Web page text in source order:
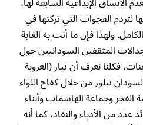
لتردم الفجوات التي تركتها في
ولهذا فإن ما أتت به الغابة
المثقفين السودانيين حول
فكلنا نعرف أن تيار (العروبة
تبلور من خلال كفاح اللواء
وجماعة الهاشماب وأبناء
من الأدباء والنقاد، كما أنه